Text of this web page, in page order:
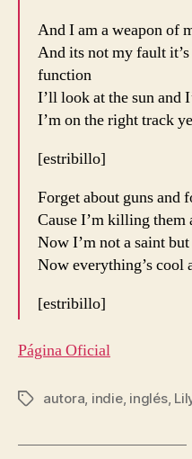
And I am a weapon of
And its not my fault
function
I’ll look at the sun and
I’m on the right track
[estribillo]
Forget about guns and
Cause I’m killing
Now I’m not a saint
Now everything’s cool
[estribillo]
Página Oficial
Etiquetas
autora, indie, inglés,